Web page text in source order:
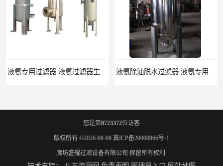
液氨专用过滤器 液氨过滤器生产厂家 液氨除油脱水过滤器 液氨专用过滤器
您是第8723372位访客
版权所有 ©2026-08-08 冀ICP备20000966号-1
廊坊盛耀过滤设备有限公司 保留所有权利.